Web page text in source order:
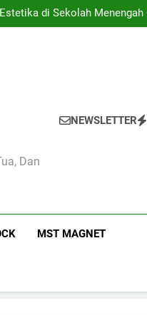
Berkualitas
di Sekolah Menengah
Nasional di
di Sekolah Menengah
Nasional di Camas
Pendidikan: Kasus Camas
Dan
NEWSLETTER
MST MAGNET